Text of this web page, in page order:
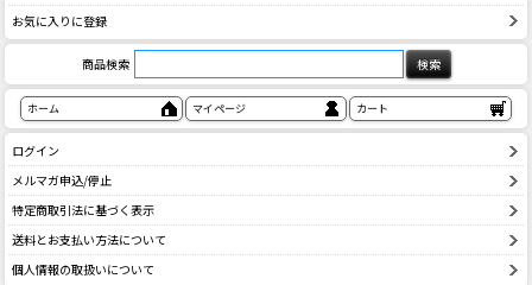
お気に入りに登録
商品検索
ホーム マイページ カート
ログイン
メルマガ申込/停止
特定商取引法に基づく表示
送料とお支払い方法について
個人情報の取扱いについて